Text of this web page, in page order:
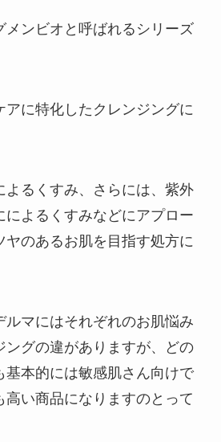
メンビオと呼ばれるシリーズ
アに特化したクレンジングに
よるくすみ、さらには、紫外
によるくすみなどにアプロー
ヤのあるお肌を目指す処方に
ルマにはそれぞれのお肌悩み
ングの違がありますが、どの
基本的には敏感肌さん向けで
高い商品になりますのとって